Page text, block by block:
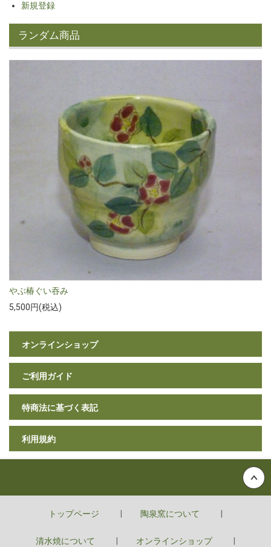
新規登録
ランダム商品
やぶ椿ぐい吞み
5,500円(税込)
オンラインショップ
ご利用ガイド
特商法に基づく表記
利用規約
トップページ 陶泉窯について
清水焼について オンラインショップ